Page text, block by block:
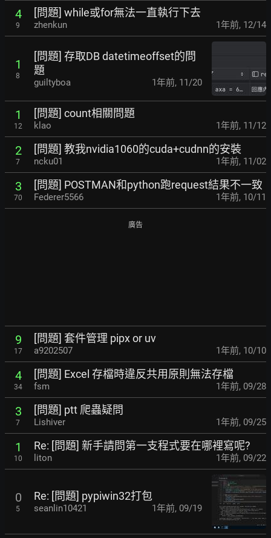
4
9
[問題] while或for無法一直執行下去
zhenkun 1年前, 12/14
1
8
[問題] 存取DB datetimeoffset的問
題
guiltyboa 1年前, 11/20
1
12
[問題] count相關問題
klao 1年前, 11/12
2
7
[問題] 教我nvidia1060的cuda+cudnn的安裝
ncku01 1年前, 11/02
3
70
[問題] POSTMAN和python跑request結果不一致
Federer5566 1年前, 10/11
廣告
9
17
[問題] 套件管理 pipx or uv
a9202507 1年前, 10/10
4
34
[問題] Excel 存檔時違反共用原則無法存檔
fsm 1年前, 09/28
3
7
[問題] ptt 爬蟲疑問
Lishiver 1年前, 09/25
1
10
Re: [問題] 新手請問第一支程式要在哪裡寫呢?
liton 1年前, 09/22
0
5
Re: [問題] pypiwin32打包
seanlin10421 1年前, 09/19